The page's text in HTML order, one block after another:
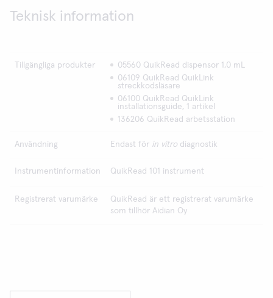
Teknisk information
Tillgängliga produkter
05560 QuikRead dispensor 1,0 mL
06109 QuikRead QuikLink
streckkodsläsare
06100 QuikRead QuikLink
installationsguide, 1 artikel
136206 QuikRead arbetsstation
Användning Endast för in vitro diagnostik
Instrumentinformation QuikRead 101 instrument
Registrerat varumärke
QuikRead är ett registrerat varumärke
som tillhör Aidian Oy